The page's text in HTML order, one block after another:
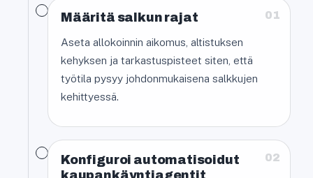
01
Määritä salkun rajat
Aseta allokoinnin aikomus, altistuksen
kehyksen ja tarkastuspisteet siten, että
työtila pysyy johdonmukaisena salkkujen
kehittyessä.
02
Konfiguroi automatisoidut